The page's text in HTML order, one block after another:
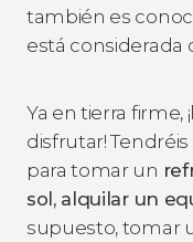
también es
está considerada
Ya en tierra
disfrutar! Tendréis
para tomar un
sol, alquilar un
supuesto, tomar